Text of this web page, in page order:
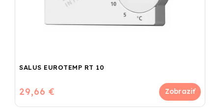
SALUS EUROTEMP RT 10
29,66 €